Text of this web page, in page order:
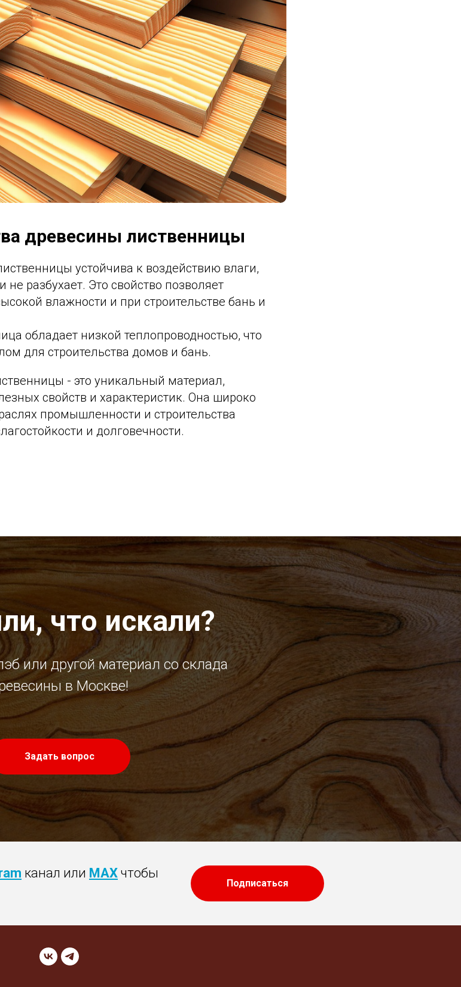
древесины лиственницы
устойчива к воздействию влаги,
не разбухает. Это свойство позволяет
влажности и при строительстве бань и
обладает низкой теплопроводностью, что
для строительства домов и бань.
- это уникальный материал,
свойств и характеристик. Она широко
промышленности и строительства
и долговечности.
что искали?
или другой материал со склада
в Москве!
Задать вопрос
канал или MAX чтобы
Подписаться